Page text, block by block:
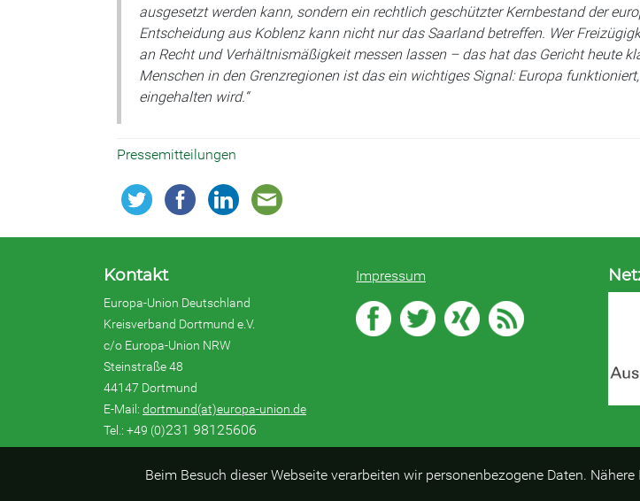
ausgesetzt werden kann, sondern ein rechtlich geschützter Kernbestand der
Entscheidung aus Koblenz kann nicht nur das Saarland betreffen. Wer
an Recht und Verhältnismäßigkeit messen lassen – das hat das Gericht heute
Menschen in den Grenzregionen ist das ein wichtiges Signal: Europa
eingehalten wird.“
Pressemitteilungen
Kontakt
Europa-Union Deutschland
Kreisverband Dortmund e.V.
c/o Europa-Union NRW
Steinstraße 48
44147 Dortmund
E-Mail: dortmund(at)europa-union.de
Tel.: +49 (0)231 98125606
Impressum
Beim Besuch dieser Webseite verarbeiten wir personenbezogene Daten.